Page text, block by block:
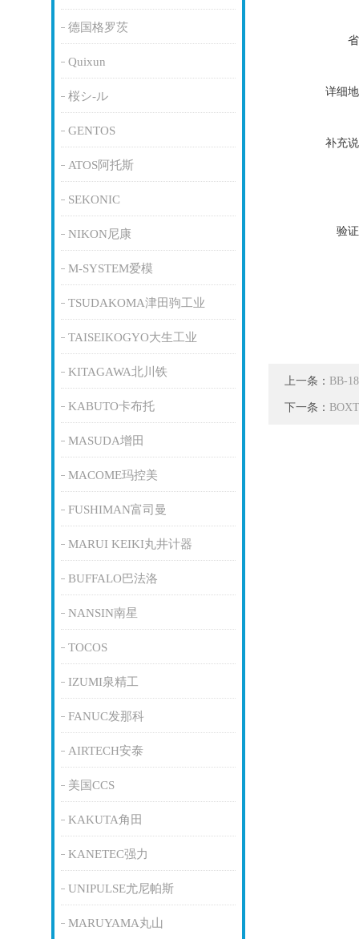
德国格罗茨
Quixun
桜シ-ル
GENTOS
ATOS阿托斯
SEKONIC
NIKON尼康
M-SYSTEM爱模
TSUDAKOMA津田驹工业
TAISEIKOGYO大生工业
KITAGAWA北川铁
KABUTO卡布托
MASUDA增田
MACOME玛控美
FUSHIMAN富司曼
MARUI KEIKI丸井计器
BUFFALO巴法洛
NANSIN南星
TOCOS
IZUMI泉精工
FANUC发那科
AIRTECH安泰
美国CCS
KAKUTA角田
KANETEC强力
UNIPULSE尤尼帕斯
MARUYAMA丸山
详细
补充
验
上一条： BB-
下一条：